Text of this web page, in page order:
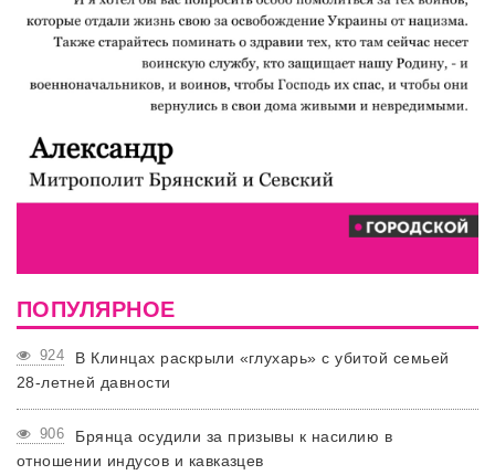
ПОПУЛЯРНОЕ
924
В Клинцах раскрыли «глухарь» с убитой семьей
28-летней давности
906
Брянца осудили за призывы к насилию в
отношении индусов и кавказцев